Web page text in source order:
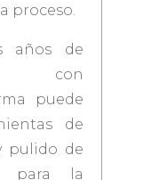
proceso.
años de
con
puede
de
pulido de
para la